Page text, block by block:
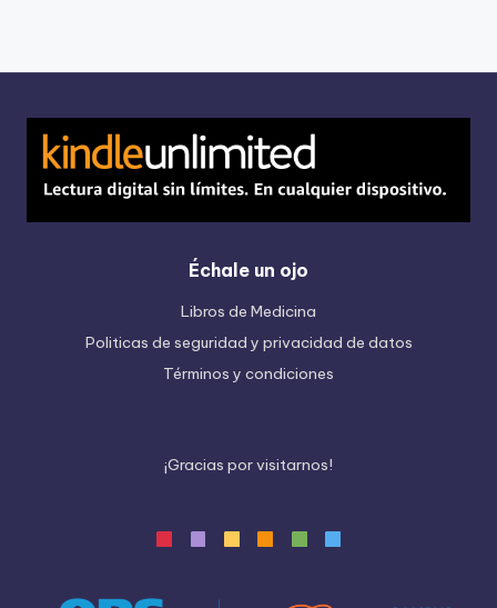
Échale un ojo
Libros de Medicina
Politicas de seguridad y privacidad de datos
Términos y condiciones
¡Gracias porvisitarnos!